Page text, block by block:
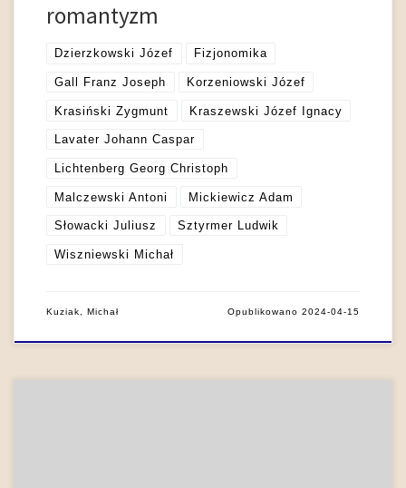
romantyzm
Dzierzkowski Józef Fizjonomika
Gall Franz Joseph Korzeniowski Józef
Krasiński Zygmunt Kraszewski Józef Ignacy
Lavater Johann Caspar
Lichtenberg Georg Christoph
Malczewski Antoni Mickiewicz Adam
Słowacki Juliusz Sztyrmer Ludwik
Wiszniewski Michał
Kuziak, Michał Opublikowano2024-04-15